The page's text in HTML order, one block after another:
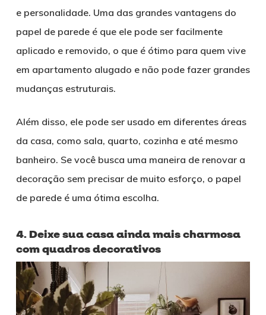
e personalidade. Uma das grandes vantagens do
papel de parede é que ele pode ser facilmente
aplicado e removido, o que é ótimo para quem vive
em apartamento alugado e não pode fazer grandes
mudanças estruturais.
Além disso, ele pode ser usado em diferentes áreas
da casa, como sala, quarto, cozinha e até mesmo
banheiro. Se você busca uma maneira de renovar a
decoração sem precisar de muito esforço, o papel
de parede é uma ótima escolha.
4. Deixe sua casa ainda mais charmosa
com quadros decorativos